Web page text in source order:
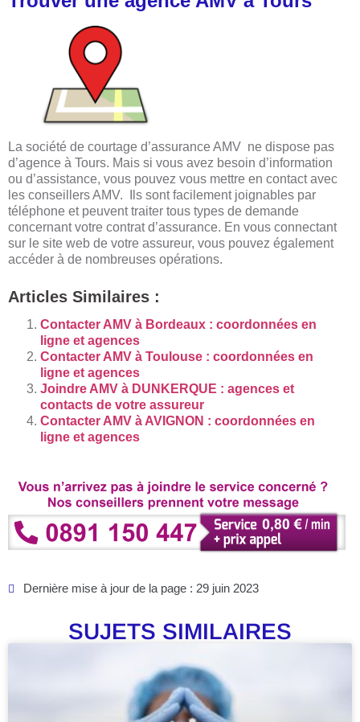
La société de courtage d’assurance AMV ne dispose pas
d’agence à Tours. Mais si vous avez besoin d’information
ou d’assistance, vous pouvez vous mettre en contact avec
les conseillers AMV. Ils sont facilement joignables par
téléphone et peuvent traiter tous types de demande
concernant votre contrat d’assurance. En vous connectant
sur le site web de votre assureur, vous pouvez également
accéder à de nombreuses opérations.
Articles Similaires :
Contacter AMV à Bordeaux : coordonnées en
ligne et agences
Contacter AMV à Toulouse : coordonnées en
ligne et agences
Joindre AMV à DUNKERQUE : agences et
contacts de votre assureur
Contacter AMV à AVIGNON : coordonnées en
ligne et agences
Dernière mise à jour de la page : 29 juin 2023
SUJETS SIMILAIRES